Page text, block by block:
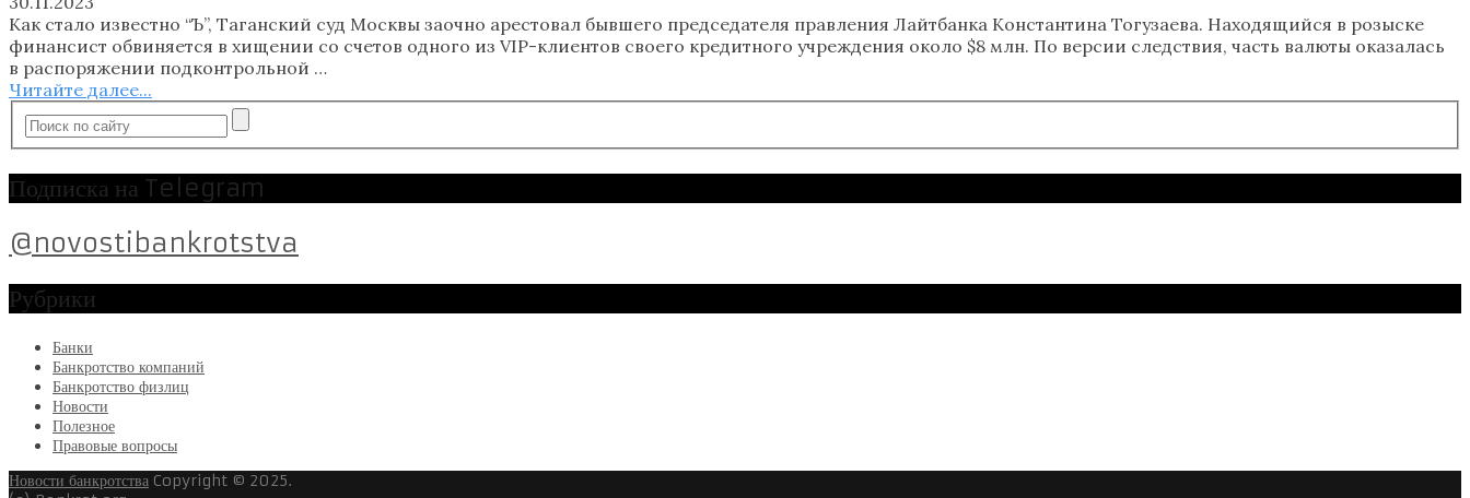
Как стало известно “Ъ”, Таганский суд Москвы заочно арестовал бывшего председателя правления Лайтбанка Константина Тогузаева. Находящийся в розыске
финансист обвиняется в хищении со счетов одного из VIP-клиентов своего кредитного учреждения около $8 млн. По версии следствия, часть валюты оказалась
в распоряжении подконтрольной …
Читайте далее...
Подписка на Telegram
@novostibankrotstva
Рубрики
Банки
Банкротство компаний
Банкротство физлиц
Новости
Полезное
Правовые вопросы
Новости банкротства Copyright © 2025.